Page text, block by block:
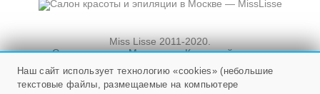
Miss Lisse 2011-2020.
Салон красоты. Москва, ул. Кузнецкий мост, и
Новослободская, д. 3, стр. 3
Мы работаем ежедневно
Наш сайт использует технологию «cookies» (небольшие
текстовые файлы, размещаемые на компьютере